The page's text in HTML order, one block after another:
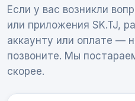
Поддержка
Если у вас возникли
или приложения SK.TJ,
аккаунту или оплате —
позвоните. Мы
скорее.